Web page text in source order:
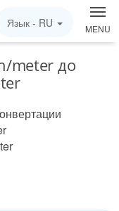
MENU
Язык - RU
meter до